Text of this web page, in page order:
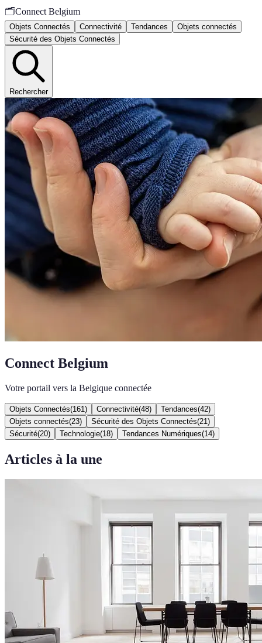
🗂️Connect Belgium
Objets Connectés Connectivité Tendances
Objets connectés
Sécurité des Objets Connectés
Rechercher
Connect Belgium
Votre portail vers la Belgique connectée
Objets Connectés(161 ) Connectivité(48) Tendances(42)
Objets connectés(23) Sécurité des Objets Connectés(21 )
Sécurité(20) Technologie(18) Tendances Numériques(14)
Articles à la une